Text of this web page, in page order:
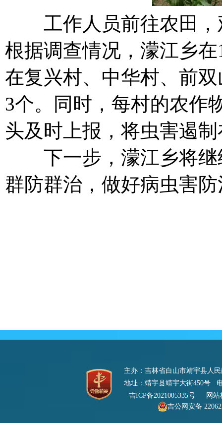
工作人员前往农田，
根据调查情况，濛江乡
在复兴村、中华村、前
3个。同时，每村的农作
头及时上报，将虫害遏
下一步，濛江乡将继
群防群治，做好病虫害
主办：吉林省白山市靖宇县人
地址：靖宇县靖宇大街450号
吉ICP备2021005335号
网站
吉公网安备